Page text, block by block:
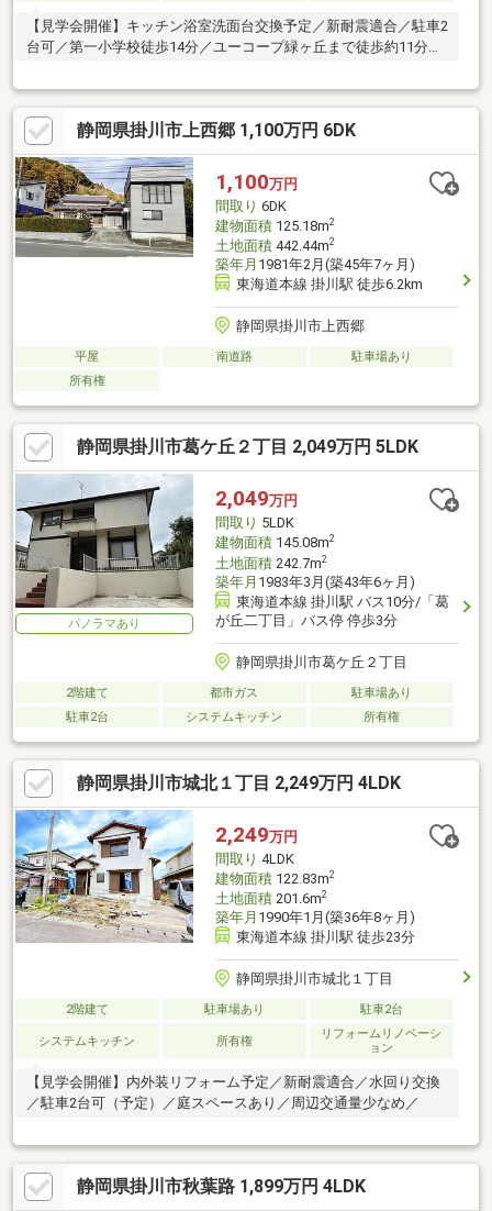
【見学会開催】キッチン浴室洗面台交換予定／新耐震適合／駐車2
台可／第一小学校徒歩14分／ユーコープ緑ヶ丘まで徒歩約11分
静岡県掛川市上西郷 1,100万円 6DK
1,100万円
間取り 6DK
建物面積125.18m2
土地面積442.44m2
築年月 1981年2月(築45年7ヶ月)
東海道本線 掛川駅 徒歩6.2km
静岡県掛川市上西郷
平屋 南道路
駐車場あり
所有権
静岡県掛川市葛ケ丘２丁目 2,049万円 5LDK
パノラマあり
2,049万円
間取り 5LDK
建物面積145.08m2
土地面積242.7m2
築年月 1983年3月(築43年6ヶ月)
東海道本線 掛川駅 バス10分/「葛
が丘二丁目」バス停 停歩3分
静岡県掛川市葛ケ丘２丁目
2階建て 都市ガス
駐車場あり
駐車2台
システムキッチン 所有権
静岡県掛川市城北１丁目 2,249万円 4LDK
2,249万円
間取り 4LDK
建物面積122.83m2
土地面積201.6m2
築年月 1990年1月(築36年8ヶ月)
東海道本線 掛川駅 徒歩23分
静岡県掛川市城北１丁目
2階建て 駐車場あり 駐車2台
システムキッチン 所有権
リフォームリノベーシ
ョン
【見学会開催】内外装リフォーム予定／新耐震適合／水回り交換
／駐車2台可（予定）／庭スペースあり／周辺交通量少なめ／
静岡県掛川市秋葉路 1,899万円 4LDK